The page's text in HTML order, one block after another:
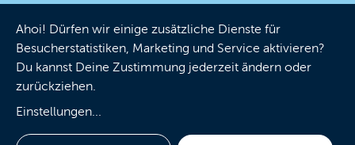
Ahoi! Dürfen wir einige zusätzliche Dienste für
Besucherstatistiken, Marketing und Service aktivieren?
Du kannst Deine Zustimmung jederzeit ändern oder
zurückziehen.
Einstellungen